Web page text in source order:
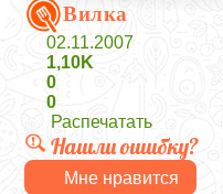
Вилка
02.11.2007
1,10K
0
0
Распечатать
Нашли ошибку?
Мне нравится